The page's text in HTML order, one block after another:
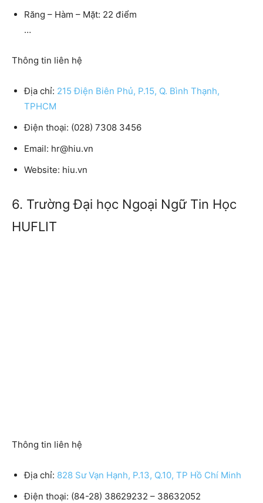
Răng – Hàm – Mặt: 22 điểm
…
Thông tin liên hệ
Địa chỉ: 215 Điện Biên Phủ, P.15, Q. Bình Thạnh,
TPHCM
Điện thoại: (028) 7308 3456
Email: hr@hiu.vn
Website: hiu.vn
6. Trường Đại học Ngoại Ngữ Tin Học
HUFLIT
Thông tin liên hệ
Địa chỉ: 828 Sư Vạn Hạnh, P.13, Q.10, TP Hồ Chí Minh
Điện thoại: (84-28) 38629232 – 38632052